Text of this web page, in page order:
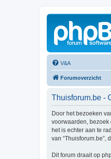
V&A
Forumoverzicht
Thuisforum.be -
Door het bezoeken
voorwaarden, bezoek
het is echter aan te
van “Thuisforum.be”,
Dit forum draait op